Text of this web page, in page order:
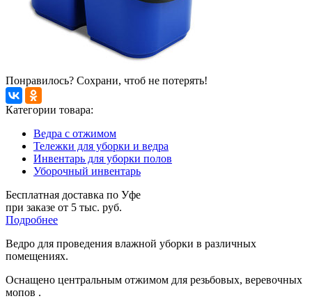
Понравилось? Сохрани, чтоб не потерять!
Категории товара:
Ведра с отжимом
Тележки для уборки и ведра
Инвентарь для уборки полов
Уборочный инвентарь
Бесплатная доставка по Уфе
при заказе от 5 тыс. руб.
Подробнее
Ведро для проведения влажной уборки в различных
помещениях.
Оснащено центральным отжимом для резьбовых, веревочных
мопов .